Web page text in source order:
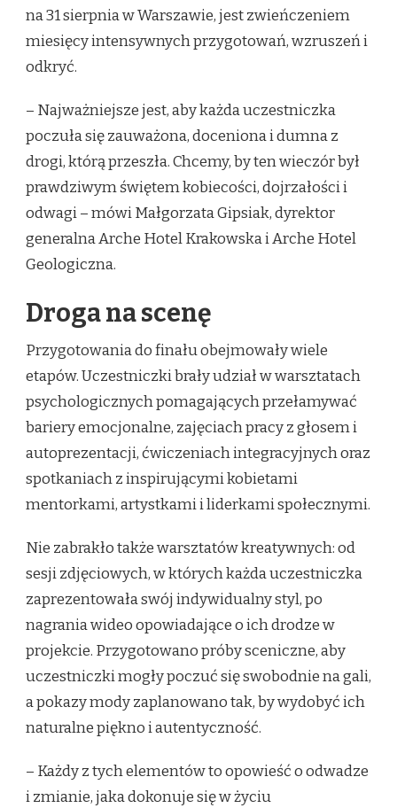
na 31 sierpnia w Warszawie, jest zwieńczeniem
miesięcy intensywnych przygotowań, wzruszeń i
odkryć.
– Najważniejsze jest, aby każda uczestniczka
poczuła się zauważona, doceniona i dumna z
drogi, którą przeszła. Chcemy, by ten wieczór był
prawdziwym świętem kobiecości, dojrzałości i
odwagi – mówi Małgorzata Gipsiak, dyrektor
generalna Arche Hotel Krakowska i Arche Hotel
Geologiczna.
Droga na scenę
Przygotowania do finału obejmowały wiele
etapów. Uczestniczki brały udział w warsztatach
psychologicznych pomagających przełamywać
bariery emocjonalne, zajęciach pracy z głosem i
autoprezentacji, ćwiczeniach integracyjnych oraz
spotkaniach z inspirującymi kobietami
mentorkami, artystkami i liderkami społecznymi.
Nie zabrakło także warsztatów kreatywnych: od
sesji zdjęciowych, w których każda uczestniczka
zaprezentowała swój indywidualny styl, po
nagrania wideo opowiadające o ich drodze w
projekcie. Przygotowano próby sceniczne, aby
uczestniczki mogły poczuć się swobodnie na gali,
a pokazy mody zaplanowano tak, by wydobyć ich
naturalne piękno i autentyczność.
– Każdy z tych elementów to opowieść o odwadze
i zmianie, jaka dokonuje się w życiu